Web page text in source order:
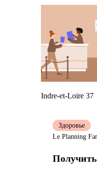
Indre-et-Loire 37
Здоровье
Le Planning